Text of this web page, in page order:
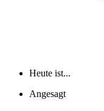
Heute ist...
Angesagt